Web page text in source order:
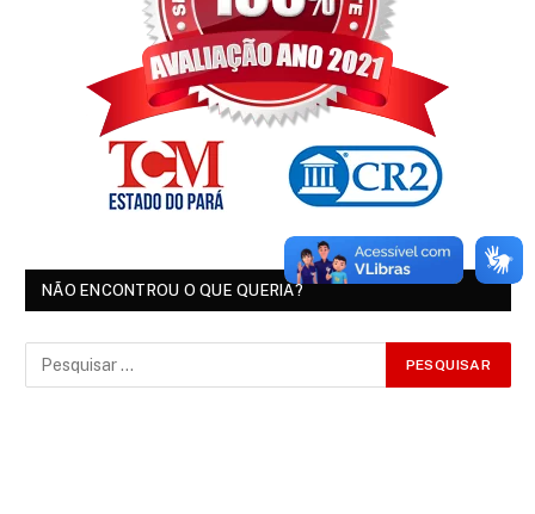
NÃO ENCONTROU O QUE QUERIA?